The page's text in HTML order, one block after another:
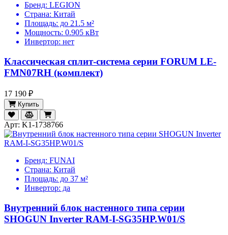
Бренд: LEGION
Страна: Китай
Площадь: до 21.5 м²
Мощность: 0.905 кВт
Инвертор: нет
Классическая сплит-система серии FORUM LE-
FMN07RH (комплект)
17 190 ₽
Купить
Арт: K1-1738766
Бренд: FUNAI
Страна: Китай
Площадь: до 37 м²
Инвертор: да
Внутренний блок настенного типа серии
SHOGUN Inverter RAM-I-SG35HP.W01/S